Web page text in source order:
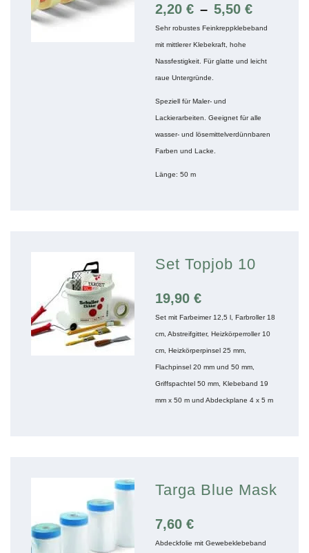
2,20 € – 5,50 €
Sehr robustes Feinkreppklebeband
mit mittlerer Klebekraft, hohe
Nassfestigkeit. Für glatte und leicht
raue Untergründe.
Speziell für Maler- und
Lackierarbeiten. Geeignet für alle
wasser- und lösemittelverdünnbaren
Farben und Lacke.
Länge: 50 m
Set Topjob 10
19,90 €
Set mit Farbeimer 12,5 l, Farbroller 18
cm, Abstreifgitter, Heizkörperroller 10
cm, Heizkörperpinsel 25 mm,
Flachpinsel 20 mm und 50 mm,
Griffspachtel 50 mm, Klebeband 19
mm x 50 m und Abdeckplane 4 x 5 m
Targa Blue Mask
7,60 €
Abdeckfolie mit Gewebeklebeband